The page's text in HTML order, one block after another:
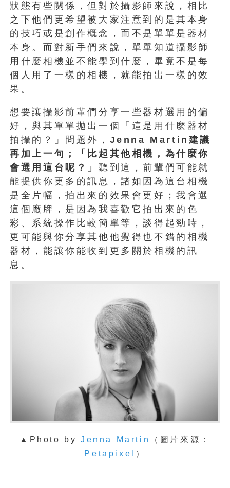
狀態有些關係，但對於攝影師來說，相比
之下他們更希望被大家注意到的是其本身
的技巧或是創作概念，而不是單單是器材
本身。而對新手們來說，單單知道攝影師
用什麼相機並不能學到什麼，畢竟不是每
個人用了一樣的相機，就能拍出一樣的效
果。
想要讓攝影前輩們分享一些器材選用的偏
好，與其單單拋出一個「這是用什麼器材
拍攝的？」問題外， Jenna Martin建議
再加上一句；「比起其他相機，為什麼你
會選用這台呢？」 聽到這，前輩們可能就
能提供你更多的訊息，諸如因為這台相機
是全片幅，拍出來的效果會更好；我會選
這個廠牌，是因為我喜歡它拍出來的色
彩、系統操作比較簡單等，談得起勁時，
更可能與你分享其他他覺得也不錯的相機
器材，能讓你能收到更多關於相機的訊
息。
▲Photo byJenna Martin
（圖片來源：
Petapixel
）